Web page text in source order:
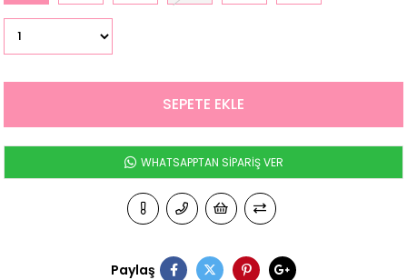
WHATSAPPTAN SİPARİŞ VER
Paylaş